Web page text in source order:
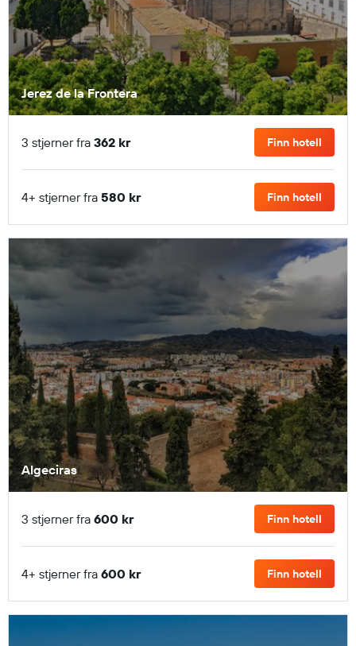
Jerez de la Frontera
3 stjerner fra 362 kr Finn hotell
4+ stjerner fra 580 kr Finn hotell
Algeciras
3 stjerner fra 600 kr Finn hotell
4+ stjerner fra 600 kr Finn hotell